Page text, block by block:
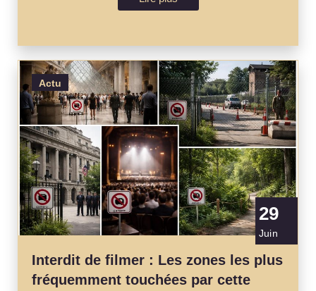
Actu
29
Juin
Interdit de filmer : Les zones les plus
fréquemment touchées par cette